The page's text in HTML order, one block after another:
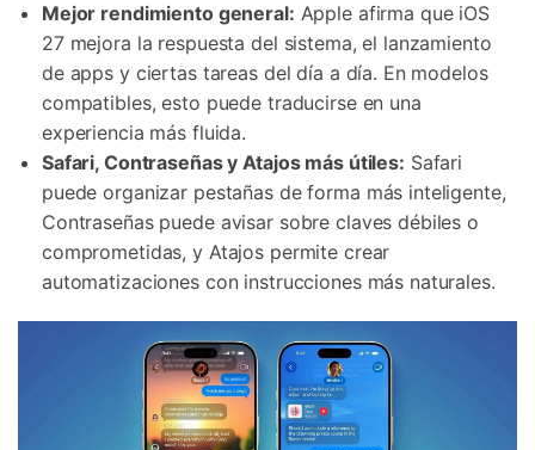
Mejor rendimiento general: Apple afirma que iOS
27 mejora la respuesta del sistema, el lanzamiento
de apps y ciertas tareas del día a día. En modelos
compatibles, esto puede traducirse en una
experiencia más fluida.
Safari, Contraseñas y Atajos más útiles: Safari
puede organizar pestañas de forma más inteligente,
Contraseñas puede avisar sobre claves débiles o
comprometidas, y Atajos permite crear
automatizaciones con instrucciones más naturales.